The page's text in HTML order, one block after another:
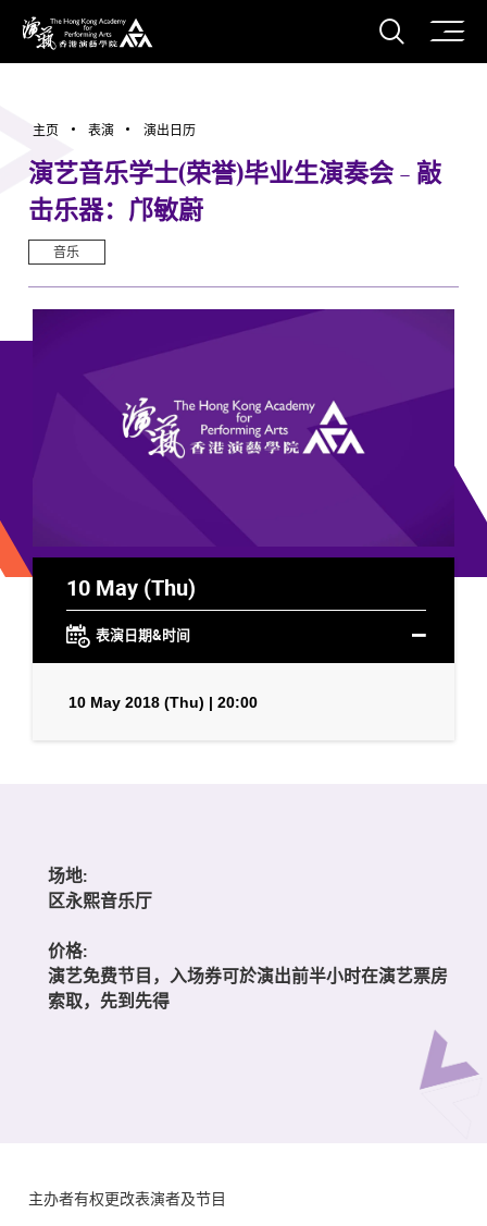
香港演艺学院
打开
主页 表演 演出日历
演艺音乐学士(荣誉)毕业生演奏会 - 敲
击乐器：邝敏蔚
音乐
10 May (Thu)
表演日期&时间
10 May 2018 (Thu) | 20:00
场地:
区永熙音乐厅
价格:
演艺免费节目，入场券可於演出前半小时在演艺票房
索取，先到先得
主办者有权更改表演者及节目